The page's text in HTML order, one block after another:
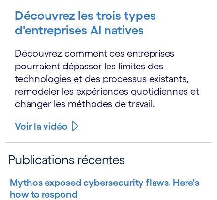
Découvrez les trois types
d'entreprises AI natives
Découvrez comment ces entreprises
pourraient dépasser les limites des
technologies et des processus existants,
remodeler les expériences quotidiennes et
changer les méthodes de travail.
Voir la vidéo
Publications récentes
Mythos exposed cybersecurity flaws. Here's
how to respond